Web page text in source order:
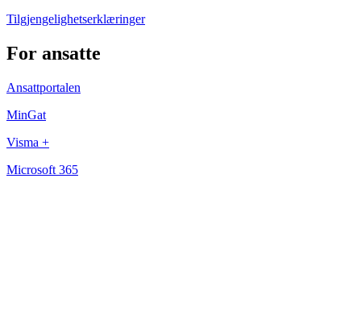
Tilgjengelighetserklæringer
For ansatte
Ansattportalen
MinGat
Visma +
Microsoft 365